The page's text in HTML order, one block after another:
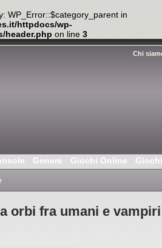
WP_Error::$category_parent in
httpdocs/wp-
header.php on line 3
Chi
Genere Giochi Online
orbi fra umani e vampiri